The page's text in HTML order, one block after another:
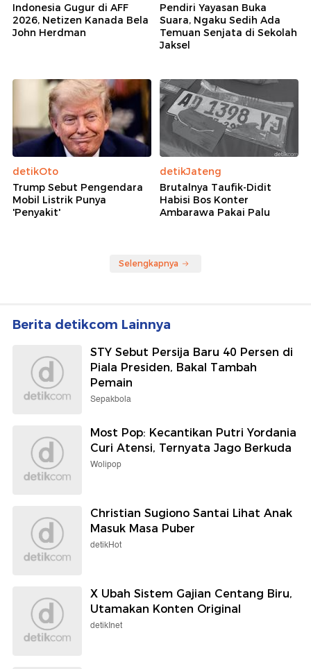
Indonesia Gugur di AFF
2026, Netizen Kanada Bela
John Herdman
Pendiri Yayasan Buka
Suara, Ngaku Sedih Ada
Temuan Senjata di Sekolah
Jaksel
detikOto
Trump Sebut Pengendara
Mobil Listrik Punya
'Penyakit'
detikJateng
Brutalnya Taufik-Didit
Habisi Bos Konter
Ambarawa Pakai Palu
Selengkapnya
Berita detikcom Lainnya
STY Sebut Persija Baru 40 Persen di
Piala Presiden, Bakal Tambah
Pemain
Sepakbola
Most Pop: Kecantikan Putri Yordania
Curi Atensi, Ternyata Jago Berkuda
Wolipop
Christian Sugiono Santai Lihat Anak
Masuk Masa Puber
detikHot
X Ubah Sistem Gajian Centang Biru,
Utamakan Konten Original
detikInet